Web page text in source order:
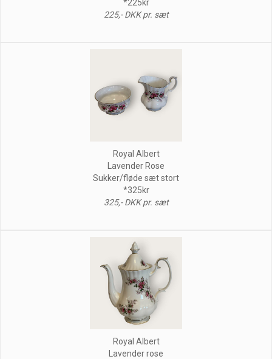
*225kr
225,- DKK pr. sæt
Royal Albert
Lavender Rose
Sukker/fløde sæt stort
*325kr
325,- DKK pr. sæt
Royal Albert
Lavender rose